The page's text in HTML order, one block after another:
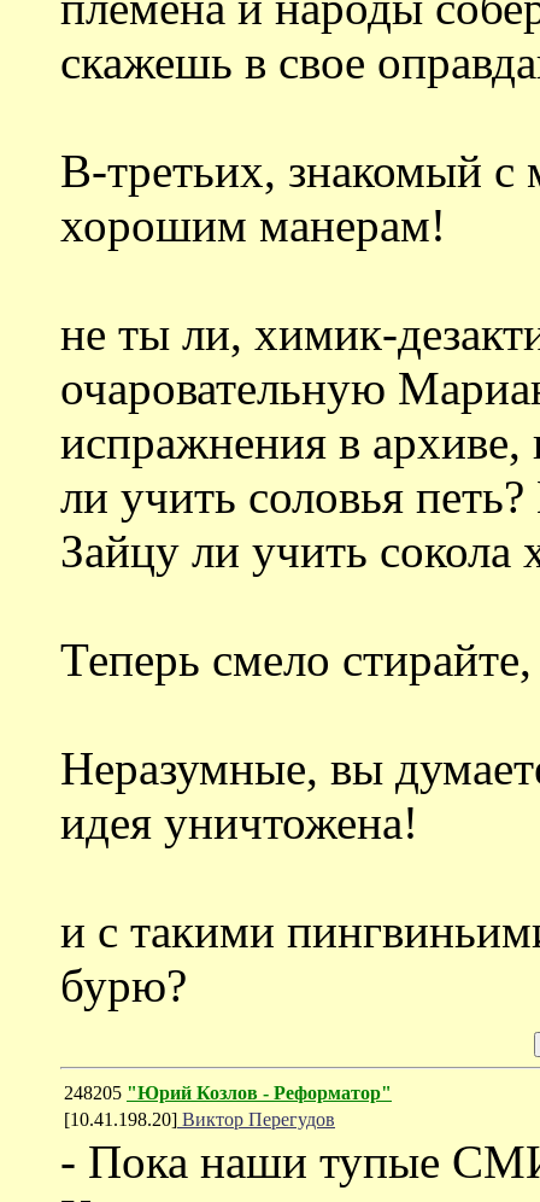
скажешь в свое
В-третьих, знакомый
хорошим манерам!
не ты ли, химик-
очаровательную
испражнения в
ли учить соловья
Зайцу ли учить сокола
Теперь смело
Неразумные, вы
идея уничтожена!
и с такими
бурю?
248205 "Юрий Козлов - Реформатор"
[10.41.198.20] Виктор Перегудов
- Пока наши тупые